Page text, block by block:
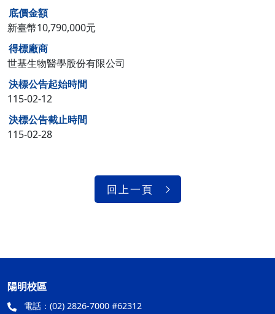
底價金額
新臺幣10,790,000元
得標廠商
世基生物醫學股份有限公司
決標公告起始時間
115-02-12
決標公告截止時間
115-02-28
回上一頁
陽明校區
電話： (02) 2826-7000 #62312